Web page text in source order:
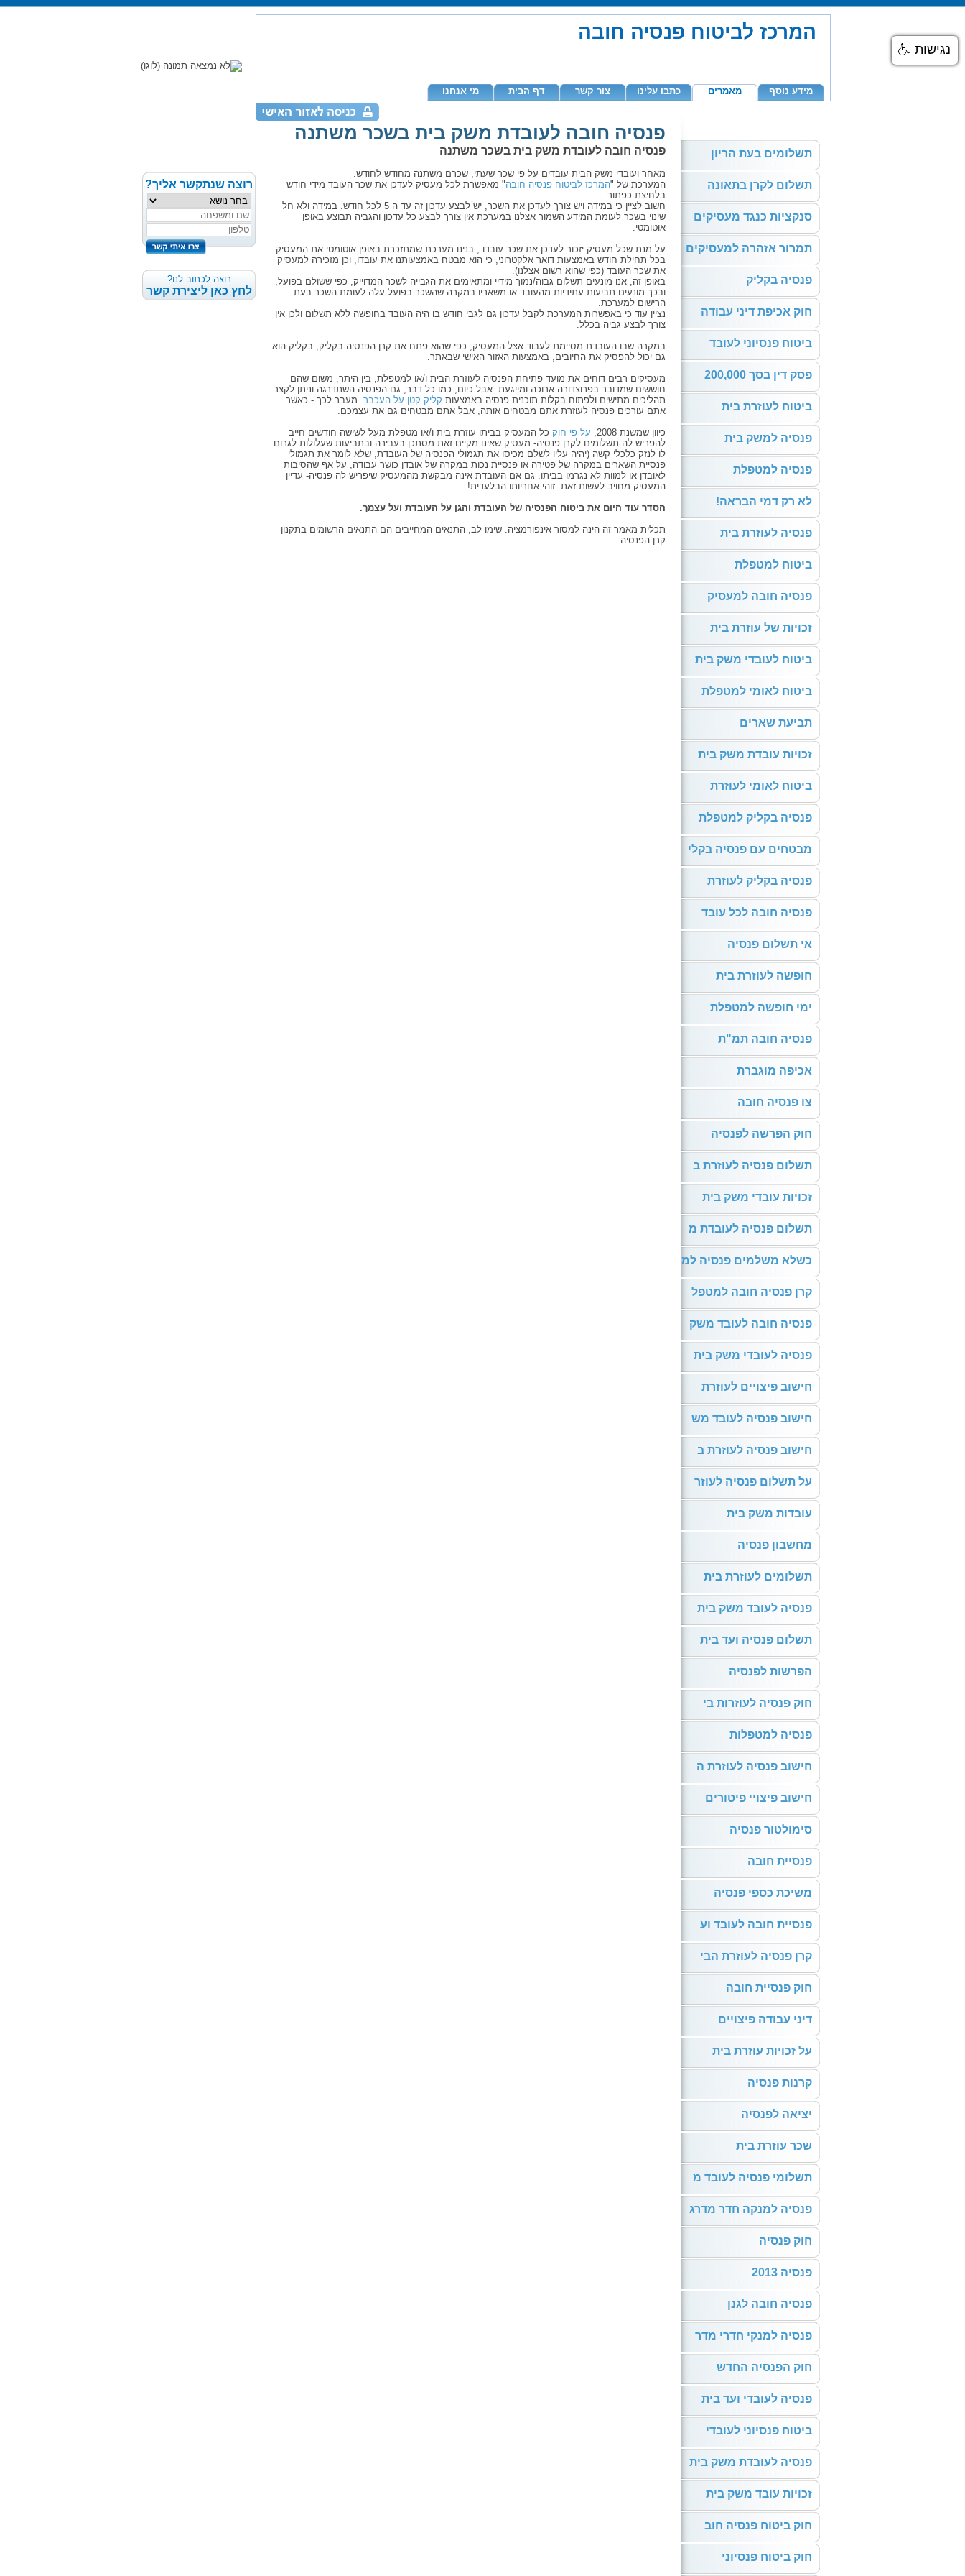
המרכז לביטוח פנסיה חובה
מידע נוסף מאמרים כתבו עלינו צור קשר דף הבית מי אנחנו
תשלומים בעת הריון
תשלום לקרן בתאונה
סנקציות כנגד מעסיקים
תמרור אזהרה למעסיקים
פנסיה בקליק
חוק אכיפת דיני עבודה
ביטוח פנסיוני לעובד
פסק דין בסך 200,000
ביטוח לעוזרת בית
פנסיה למשק בית
פנסיה למטפלת
לא רק דמי הבראה!
פנסיה לעוזרת בית
ביטוח למטפלת
פנסיה חובה למעסיק
זכויות של עוזרת בית
ביטוח לעובדי משק בית
ביטוח לאומי למטפלת
תביעת שארים
זכויות עובדת משק בית
ביטוח לאומי לעוזרת
פנסיה בקליק למטפלת
מבטחים עם פנסיה בקלי
פנסיה בקליק לעוזרת
פנסיה חובה לכל עובד
אי תשלום פנסיה
חופשה לעוזרת בית
ימי חופשה למטפלת
פנסיה חובה תמ"ת
אכיפה מוגברת
צו פנסיה חובה
חוק הפרשה לפנסיה
תשלום פנסיה לעוזרת ב
זכויות עובדי משק בית
תשלום פנסיה לעובדת מ
כשלא משלמים פנסיה למ
קרן פנסיה חובה למטפל
פנסיה חובה לעובד משק
פנסיה לעובדי משק בית
חישוב פיצויים לעוזרת
חישוב פנסיה לעובד מש
חישוב פנסיה לעוזרת ב
על תשלום פנסיה לעוזר
עובדות משק בית
מחשבון פנסיה
תשלומים לעוזרת בית
פנסיה לעובד משק בית
תשלום פנסיה ועד בית
הפרשות לפנסיה
חוק פנסיה לעוזרות בי
פנסיה למטפלות
חישוב פנסיה לעוזרת ה
חישוב פיצויי פיטורים
סימולטור פנסיה
פנסיית חובה
משיכת כספי פנסיה
פנסיית חובה לעובד וע
קרן פנסיה לעוזרת הבי
חוק פנסיית חובה
דיני עבודה פיצויים
על זכויות עוזרת בית
קרנות פנסיה
יציאה לפנסיה
שכר עוזרת בית
תשלומי פנסיה לעובד מ
פנסיה למנקה חדר מדרג
חוק פנסיה
פנסיה 2013
פנסיה חובה לגנן
פנסיה למנקי חדרי מדר
חוק הפנסיה החדש
פנסיה לעובדי ועד בית
ביטוח פנסיוני לעובדי
פנסיה לעובדת משק בית
זכויות עובד משק בית
חוק ביטוח פנסיה חוב
חוק ביטוח פנסיוני
פנסיה חובה לעובדת משק בית בשכר משתנה
פנסיה חובה לעובדת משק בית בשכר משתנה
מאחר ועובדי משק הבית עובדים על פי שכר שעתי, שכרם משתנה מחודש לחודש.
המערכת של "המרכז לביטוח פנסיה חובה" מאפשרת לכל מעסיק לעדכן את שכר העובד מידי חודש
בלחיצת כפתור.
חשוב לציין כי במידה ויש צורך לעדכן את השכר, יש לבצע עדכון זה עד ה 5 לכל חודש. במידה ולא חל
שינוי בשכר לעומת המידע השמור אצלנו במערכת אין צורך לבצע כל עדכון והגביה תבוצע באופן
אוטומטי.
על מנת שכל מעסיק יזכור לעדכן את שכר עובדו , בנינו מערכת שמתזכרת באופן אוטומטי את המעסיק
בכל תחילת חודש באמצעות דואר אלקטרוני, כי הוא מבטח באמצעותנו את עובדו, וכן מזכירה למעסיק
את שכר העובד (כפי שהוא רשום אצלנו).
באופן זה, אנו מונעים תשלום גבוה/נמוך מידיי ומתאימים את הגבייה לשכר המדוייק, כפי ששולם בפועל,
ובכך מונעים תביעות עתידיות מהעובד או משאריו במקרה שהשכר בפועל עלה לעומת השכר בעת
הרישום למערכת.
נציין עוד כי באפשרות המערכת לקבל עדכון גם לגבי חודש בו היה העובד בחופשה ללא תשלום ולכן אין
צורך לבצע גביה בכלל.
במקרה שבו העובדת מסיימת לעבוד אצל המעסיק, כפי שהוא פתח את קרן הפנסיה בקליק, בקליק הוא
גם יכול להפסיק את החיובים, באמצעות האזור האישי שבאתר.
מעסיקים רבים דוחים את מועד פתיחת הפנסיה לעוזרת הבית ו/או למטפלת, בין היתר, משום שהם
חוששים שמדובר בפרוצדורה ארוכה ומייגעת. אבל כיום, כמו כל דבר, גם הפנסיה השתדרגה וניתן לקצר
תהליכים מתישים ולפתוח בקלות תוכנית פנסיה באמצעות קליק קטן על העכבר. מעבר לכך - כאשר
אתם עורכים פנסיה לעוזרת אתם מבטחים אותה, אבל אתם מבטחים גם את עצמכם.
כיוון שמשנת 2008,
על-פי חוק כל המעסיק בביתו עוזרת בית ו/או מטפלת מעל לשישה חודשים חייב
להפריש לה תשלומים לקרן פנסיה- מעסיק שאינו מקיים זאת מסתכן בעבירה ובתביעות שעלולות לגרום
לו לנזק כלכלי קשה (יהיה עליו לשלם מכיסו את תגמולי הפנסיה של העובדת, שלא לומר את תגמולי
פנסיית השארים במקרה של פטירה או פנסיית נכות במקרה של אובדן כושר עבודה, על אף שהסיבות
לאובדן או למוות לא נגרמו בביתו. גם אם העובדת אינה מבקשת מהמעסיק שיפריש לה פנסיה- עדיין
המעסיק מחויב לעשות זאת. זוהי אחריותו הבלעדית!
הסדר עוד היום את ביטוח הפנסיה של העובדת והגן על העובדת ועל עצמך.
תכלית מאמר זה הינה למסור אינפורמציה. שימו לב, התנאים המחייבים הם התנאים הרשומים בתקנון
קרן הפנסיה
רוצה שנתקשר אליך?
רוצה לכתוב לנו?
לחץ כאן ליצירת קשר
נגישות